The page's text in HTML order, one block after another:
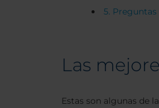
5. Preguntas
Las
Estas son algunas de